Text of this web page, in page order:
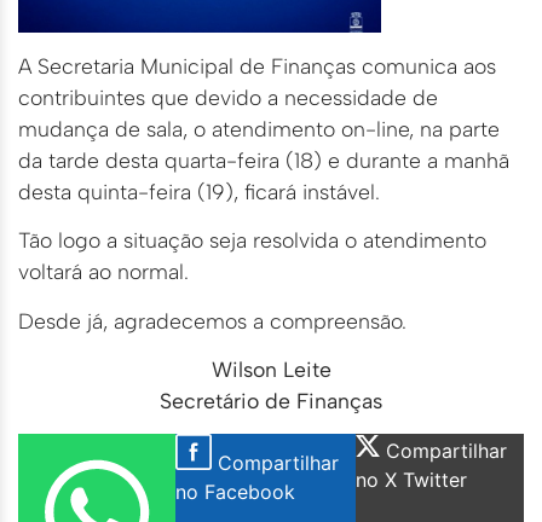
A Secretaria Municipal de Finanças comunica aos
contribuintes que devido a necessidade de
mudança de sala, o atendimento on-line, na parte
da tarde desta quarta-feira (18) e durante a manhã
desta quinta-feira (19), ficará instável.
Tão logo a situação seja resolvida o atendimento
voltará ao normal.
Desde já, agradecemos a compreensão.
Wilson Leite
Secretário de Finanças
Compartilhar
no Facebook
Compartilhar
no X Twitter